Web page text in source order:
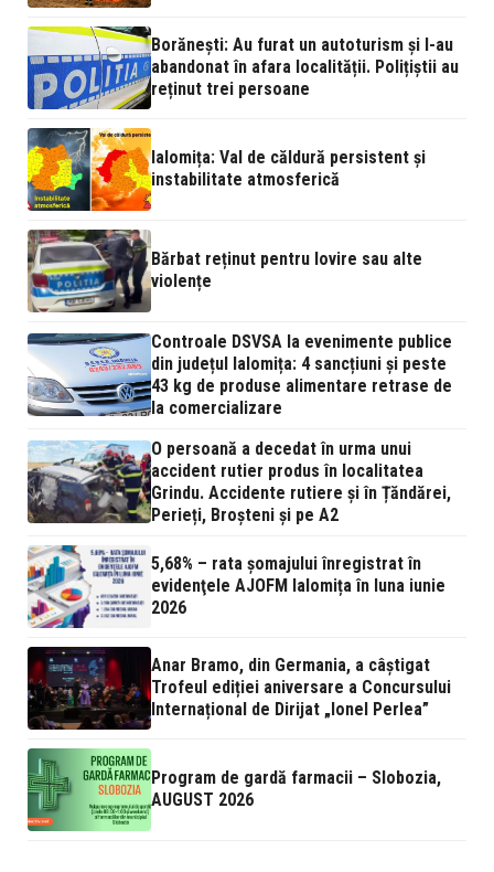
Borănești: Au furat un autoturism și l-au
abandonat în afara localității. Polițiștii au
reținut trei persoane
Ialomița: Val de căldură persistent și
instabilitate atmosferică
Bărbat reținut pentru lovire sau alte
violențe
Controale DSVSA la evenimente publice
din județul Ialomița: 4 sancțiuni și peste
43 kg de produse alimentare retrase de
la comercializare
O persoană a decedat în urma unui
accident rutier produs în localitatea
Grindu. Accidente rutiere și în Țăndărei,
Perieți, Broșteni și pe A2
5,68% – rata şomajului înregistrat în
evidenţele AJOFM Ialomița în luna iunie
2026
Anar Bramo, din Germania, a câștigat
Trofeul ediției aniversare a Concursului
Internațional de Dirijat „Ionel Perlea”
Program de gardă farmacii – Slobozia,
AUGUST 2026